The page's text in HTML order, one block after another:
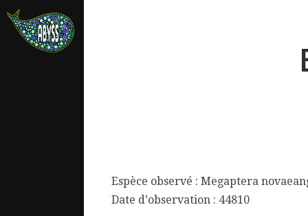
Espèce observé : Megaptera
Date d’observation : 44810